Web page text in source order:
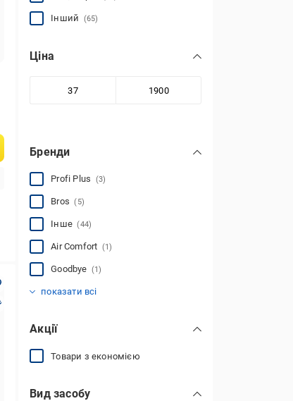
Інший (65)
Ціна
Бренди
Profi Plus (3)
Bros(5)
Інше(44)
Air Comfort (1)
Goodbye (1)
показати всі
Акції
Товари з економією
Вид засобу